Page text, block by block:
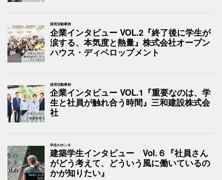
採用活動事例
企業インタビュー VOL.2『終了後に学生が
涙する、本気度と熱量』株式会社オープン
ハウス・ディベロップメント
採用活動事例
企業インタビュー VOL.1『重要なのは、学
生と社員が触れ合う時間』三和建設株式会
社
学生のホンネ
建築学生インタビュー Vol.６『社員さん
がどう考えて、どういう風に働いているの
かが知りたい』